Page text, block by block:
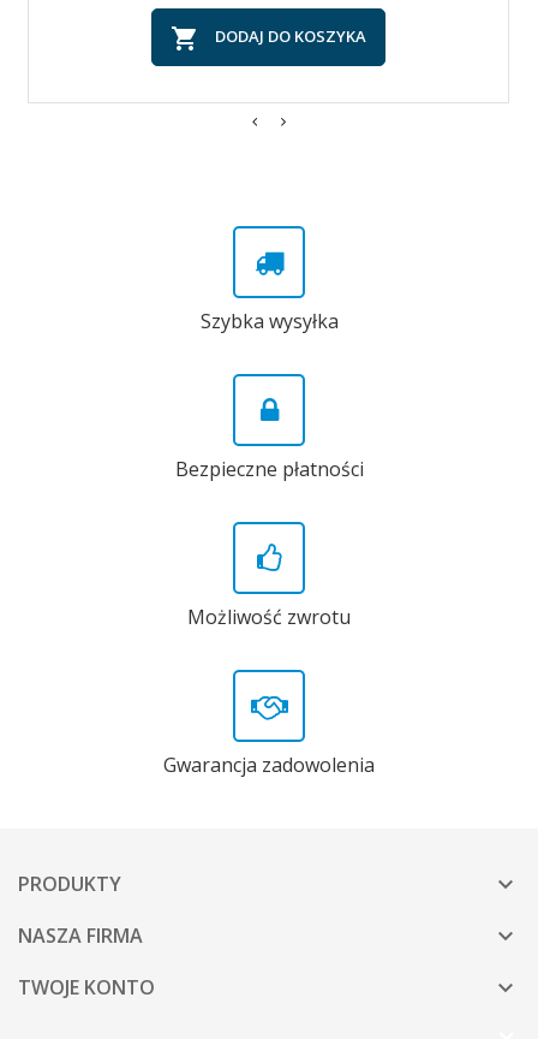
 DODAJ DO KOSZYKA
Szybka wysyłka
Bezpieczne płatności
Możliwość zwrotu
Gwarancja zadowolenia
PRODUKTY 
NASZA FIRMA 
TWOJE KONTO 